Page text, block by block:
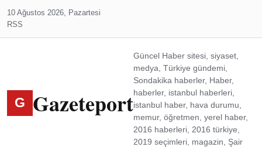
10 Ağustos 2026, Pazartesi
RSS
G Gazeteport
Güncel Haber sitesi, siyaset,
medya, Türkiye gündemi,
Sondakika haberler, Haber,
haberler, istanbul haberleri,
istanbul haber, hava durumu,
memur, öğretmen, yerel haber,
2016 haberleri, 2016 türkiye,
2019 seçimleri, magazin, Şair